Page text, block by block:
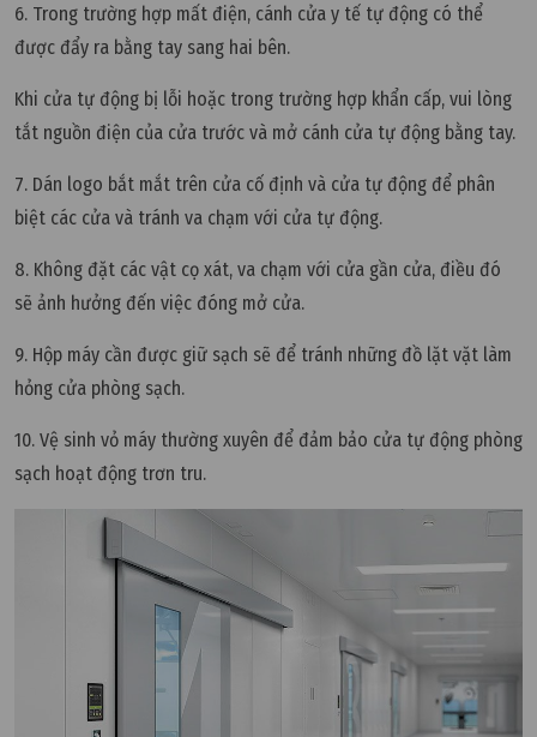
6. Trong trường hợp mất điện, cánh cửa y tế tự động có thể
được đẩy ra bằng tay sang hai bên.
Khi cửa tự động bị lỗi hoặc trong trường hợp khẩn cấp, vui lòng
tắt nguồn điện của cửa trước và mở cánh cửa tự động bằng tay.
7. Dán logo bắt mắt trên cửa cố định và cửa tự động để phân
biệt các cửa và tránh va chạm với cửa tự động.
8. Không đặt các vật cọ xát, va chạm với cửa gần cửa, điều đó
sẽ ảnh hưởng đến việc đóng mở cửa.
9. Hộp máy cần được giữ sạch sẽ để tránh những đồ lặt vặt làm
hỏng cửa phòng sạch.
10. Vệ sinh vỏ máy thường xuyên để đảm bảo cửa tự động phòng
sạch hoạt động trơn tru.